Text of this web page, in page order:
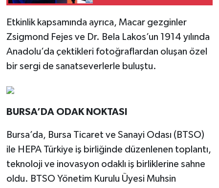
Etkinlik kapsamında ayrıca, Macar gezginler
Zsigmond Fejes ve Dr. Bela Lakos’un 1914 yılında
Anadolu’da çektikleri fotoğraflardan oluşan özel
bir sergi de sanatseverlerle buluştu.
BURSA’DA ODAK NOKTASI
Bursa’da, Bursa Ticaret ve Sanayi Odası (BTSO)
ile HEPA Türkiye iş birliğinde düzenlenen toplantı,
teknoloji ve inovasyon odaklı iş birliklerine sahne
oldu. BTSO Yönetim Kurulu Üyesi Muhsin